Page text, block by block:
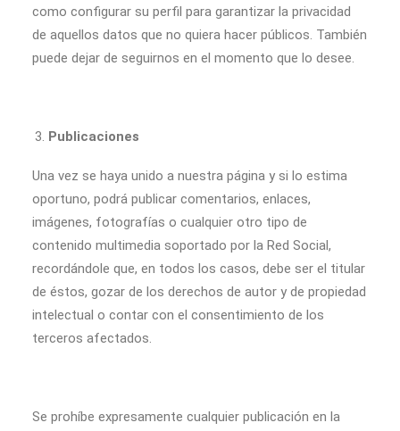
como configurar su perfil para garantizar la privacidad
de aquellos datos que no quiera hacer públicos. También
puede dejar de seguirnos en el momento que lo desee.
Publicaciones
Una vez se haya unido a nuestra página y si lo estima
oportuno, podrá publicar comentarios, enlaces,
imágenes, fotografías o cualquier otro tipo de
contenido multimedia soportado por la Red Social,
recordándole que, en todos los casos, debe ser el titular
de éstos, gozar de los derechos de autor y de propiedad
intelectual o contar con el consentimiento de los
terceros afectados.
Se prohíbe expresamente cualquier publicación en la